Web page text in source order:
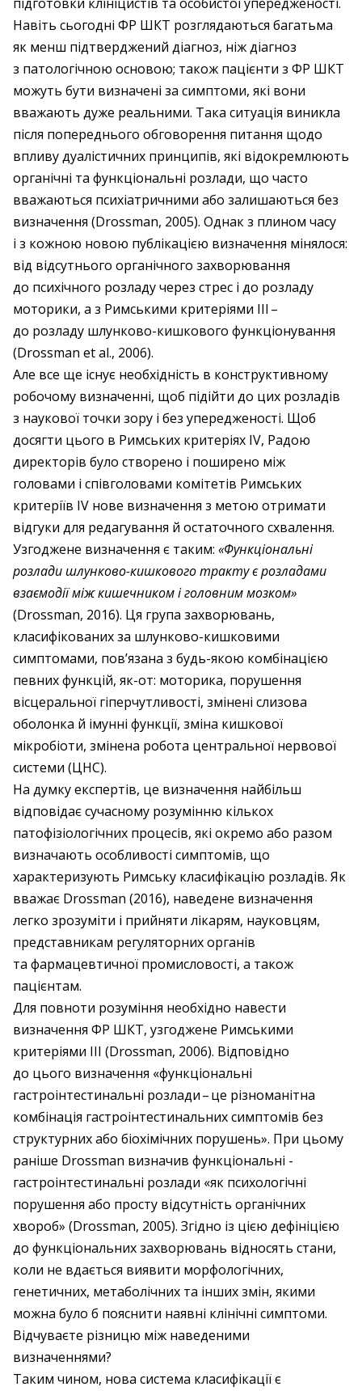
Навіть сьогодні ФР ШКТ розглядаються багатьма
як менш підтверджений діагноз, ніж діа­гноз
з патологічною основою; також пацієнти з ФР ШКТ
можуть бути визначені за симптоми, які вони
вважають дуже реальними. Така ситуація виникла
після попереднього обговорення питання щодо
впливу дуалістичних принципів, які від­окремлюють
органічні та функціональні розлади, що часто
вважаються психіатричними або залишаються без
визначення (Drossman, 2005). Однак з плином часу
і з кожною новою публікацією визначення мінялося:
від відсутнього органічного захворювання
до психічного розладу через стрес і до розладу
моторики, а з Римськими критеріями III – ​
до розладу шлунково-кишкового функціонування
(Drossman et al., 2006).
Але все ще існує необхідність в конструктивному
робочому визначенні, щоб підійти до цих розладів
з наукової точки зору і без упередженості. Щоб
досягти цього в Римських критеріях IV, Радою
директорів було створено і поширено між
головами і співголовами комітетів Римських
критеріїв IV нове визначення з метою отри­мати
відгуки для редагування й остаточного схвалення.
Узгоджене визначення є таким: «Функціональні
розлади шлунково-кишкового тракту є розладами
взаємодії між кишечником і головним мозком»
(Drossman, 2016). Ця група захворювань,
класифікованих за шлунково-кишковими
симптомами, пов’язана з будь-якою комбінацією
певних функцій, як-от: моторика, порушення
вісцеральної гіперчутливості, змінені слизова
оболонка й імунні функції, зміна кишкової
мікробіоти, змінена робота центральної нервової
системи (ЦНС).
На думку експертів, це визначення найбільш
відповідає сучасному розумінню кількох
патофізіологічних процесів, які окремо або разом
визначають особливості симптомів, що
характеризують Римську класифікацію розладів. Як
вважає Drossman (2016), наведене визначення
легко зрозуміти і прийняти лікарям, на­уковцям,
представникам регуляторних органів
та фармацевтичної промисловості, а також
пацієнтам.
Для повноти розуміння необхідно навести
визначення ФР ШКТ, узгоджене Римськими
критеріями III (Drossman, 2006). Відповідно
до цього визначення «функціональні
гастроінтестинальні розлади – ​це різноманітна
комбінація гастроінтестинальних симптомів без
структурних або біохімічних порушень». При цьому
раніше Drossman визначив функціональні ­
гастроінтестинальні розлади «як психологічні
порушення або просту відсутність органічних
хвороб» (Drossman, 2005). Згідно із цією дефініцією
до функціональних захворювань відносять стани,
коли не вдається виявити морфологічних,
генетичних, метаболічних та інших змін, якими
можна було б пояснити наявні клінічні симптоми.
Відчуваєте різницю між наведеними
визначеннями?
Таким чином, нова система класифікації є